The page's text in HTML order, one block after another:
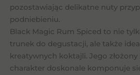
pozostawiając delikatne nuty
podniebieniu.
Black Magic Rum Spiced to nie
trunek do degustacji, ale także
kreatywnych koktajli. Jego
charakter doskonale komponuje